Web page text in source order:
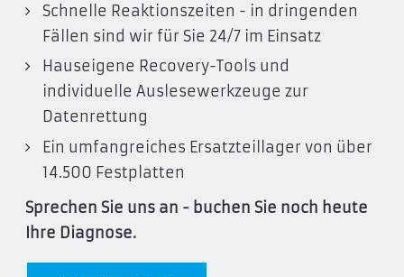
Schnelle Reaktionszeiten - in dringenden
Fällen sind wir für Sie 24/7 im Einsatz
Hauseigene Recovery-Tools und
individuelle Auslesewerkzeuge zur
Datenrettung
Ein umfangreiches Ersatzteillager von über
14.500 Festplatten
Sprechen Sie uns an - buchen Sie noch heute
Ihre Diagnose.